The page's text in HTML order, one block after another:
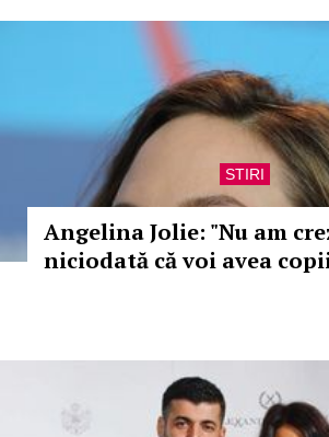
STIRI
Angelina Jolie: "Nu am
niciodată că voi avea